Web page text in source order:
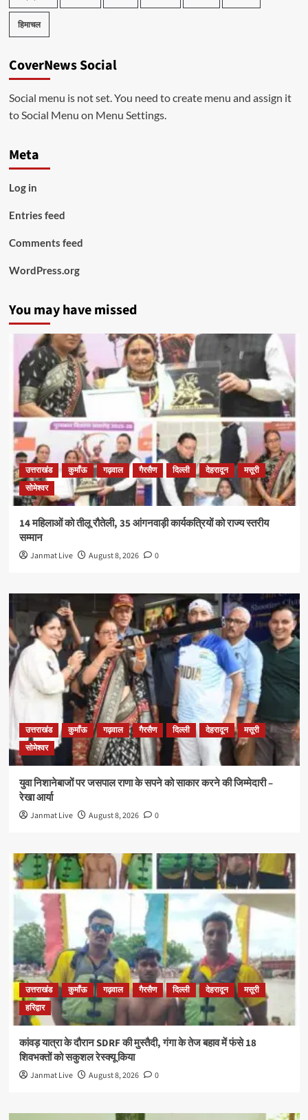
हिमाचल
CoverNews Social
Social menu is not set. You need to create menu and assign it
to Social Menu on Menu Settings.
Meta
Log in
Entries feed
Comments feed
WordPress.org
You may have missed
उत्तराखंड कुमाँऊ गढ़वाल गैरसैण दिल्ली देहरादून
मसूरी
सोमेश्वर
14 महिलाओं को तीलू रौतेली, 35 आंगनवाड़ी कार्यकत्रियों को राज्य स्तरीय
सम्मान
Janmat Live August 8, 2026 0
उत्तराखंड कुमाँऊ गढ़वाल गैरसैण दिल्ली देहरादून
मसूरी
सोमेश्वर
युवा निशानेबाजों पर जसपाल राणा के सपने को साकार करने की जिम्मेदारी –
रेखा आर्या
Janmat Live August 8, 2026 0
उत्तराखंड कुमाँऊ गढ़वाल गैरसैण दिल्ली देहरादून
मसूरी
हरिद्वार
कांवड़ यात्रा के दौरान SDRF की मुस्तैदी, गंगा के तेज बहाव में फंसे 18
शिवभक्तों को सकुशल रेस्क्यू किया
Janmat Live August 8, 2026 0